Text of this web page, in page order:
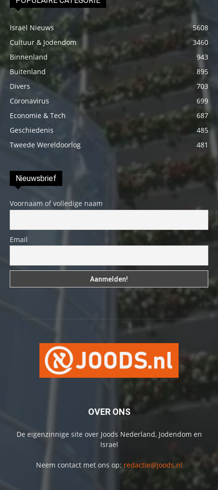
Israël Nieuws
5608
Cultuur & Jodendom
3460
Binnenland
943
Buitenland
895
Divers
703
Coronavirus
699
Economie & Tech
687
Geschiedenis
485
Tweede Wereldoorlog
481
Nieuwsbrief
Voornaam of volledige naam
Email
OVER ONS
De eigenzinnige site over Joods Nederland, Jodendom en
Israel
Neem contact met ons op: redactie@joods.nl